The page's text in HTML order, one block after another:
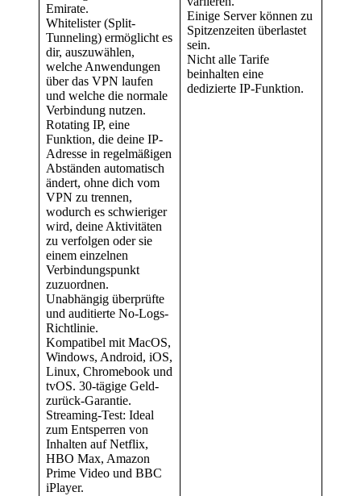
Emirate.
Whitelister (Split-
Tunneling) ermöglicht es
dir, auszuwählen,
welche Anwendungen
über das VPN laufen
und welche die normale
Verbindung nutzen.
Rotating IP, eine
Funktion, die deine IP-
Adresse in regelmäßigen
Abständen automatisch
ändert, ohne dich vom
VPN zu trennen,
wodurch es schwieriger
wird, deine Aktivitäten
zu verfolgen oder sie
einem einzelnen
Verbindungspunkt
zuzuordnen.
Unabhängig überprüfte
und auditierte No-Logs-
Richtlinie.
Kompatibel mit MacOS,
Windows, Android, iOS,
Linux, Chromebook und
tvOS. 30-tägige Geld-
zurück-Garantie.
Streaming-Test: Ideal
zum Entsperren von
Inhalten auf Netflix,
HBO Max, Amazon
Prime Video und BBC
iPlayer.
Einige Server können zu
Spitzenzeiten überlastet
sein.
Nicht alle Tarife
beinhalten eine
dedizierte IP-Funktion.